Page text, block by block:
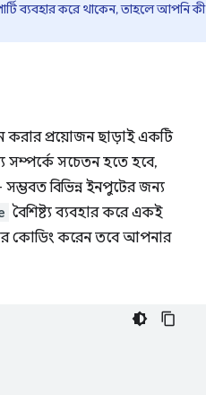
ব্যবহার করে থাকেন, তাহলে আপনি কী
করার প্রয়োজন ছাড়াই একটি
সচেতন হতে হবে,
বিভিন্ন ইনপুটের জন্য
বৈশিষ্ট্য ব্যবহার করে একই
কোডিং করেন তবে আপনার